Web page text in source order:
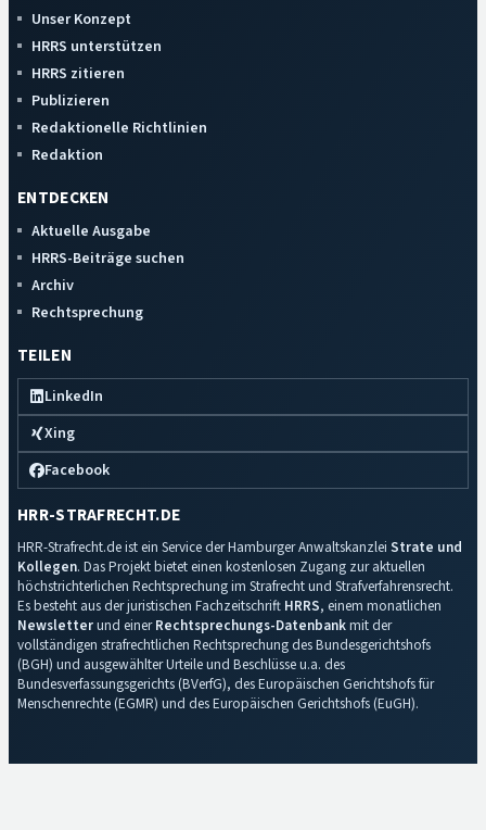
Unser Konzept
HRRS unterstützen
HRRS zitieren
Publizieren
Redaktionelle Richtlinien
Redaktion
ENTDECKEN
Aktuelle Ausgabe
HRRS-Beiträge suchen
Archiv
Rechtsprechung
TEILEN
LinkedIn
Xing
Facebook
HRR-STRAFRECHT.DE
HRR-Strafrecht.de ist ein Service der Hamburger Anwaltskanzlei Strate und
Kollegen. Das Projekt bietet einen kostenlosen Zugang zur aktuellen
höchstrichterlichen Rechtsprechung im Strafrecht und Strafverfahrensrecht.
Es besteht aus der juristischen Fachzeitschrift HRRS, einem monatlichen
Newsletterund einerRechtsprechungs-Datenbankmit der
vollständigen strafrechtlichen Rechtsprechung des Bundesgerichtshofs
(BGH) und ausgewählter Urteile und Beschlüsse u.a. des
Bundesverfassungsgerichts (BVerfG), des Europäischen Gerichtshofs für
Menschenrechte (EGMR) und des Europäischen Gerichtshofs (EuGH).
Impressum·Datenschutz